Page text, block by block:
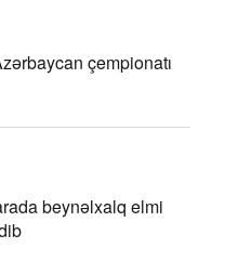
çempionatı
beynəlxalq elmi